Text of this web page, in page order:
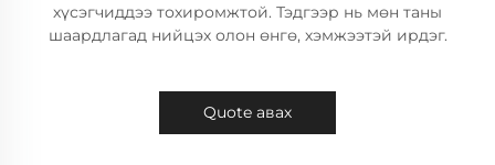
хүсэгчиддээ тохиромжтой. Тэдгээр нь мөн таны
шаардлагад нийцэх олон өнгө, хэмжээтэй ирдэг.
Quote авах